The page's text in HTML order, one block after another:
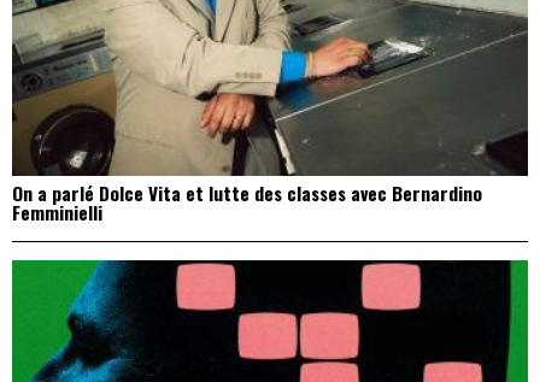
On a parlé Dolce Vita et lutte des classes avec Bernardino
Femminielli